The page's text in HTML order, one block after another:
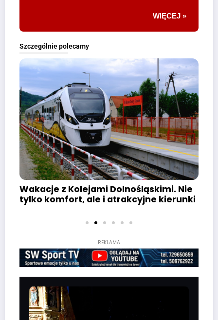
WIĘCEJ »
Szczególnie polecamy
Nie
kierunki
FilozofujeMY po wałbrzysku!
komu filozofia w naszym
REKLAMA